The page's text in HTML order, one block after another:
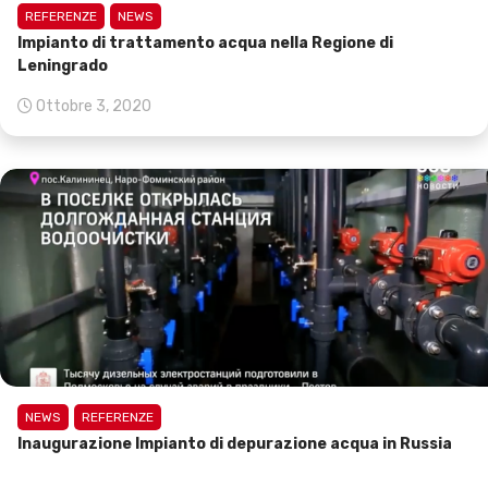
REFERENZE NEWS
Impianto di trattamento acqua nella Regione di
Leningrado
Ottobre 3, 2020
NEWS REFERENZE
Inaugurazione Impianto di depurazione acqua in Russia